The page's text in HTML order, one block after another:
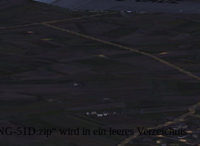
51D.zip“ wird in ein leeres Verzeichnis